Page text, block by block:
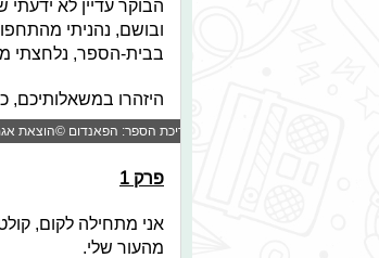
הבוקר עדיין לא
ובושם, נהניתי
בבית-הספר, נלחצתי
היזהרו
כריכת הספר: הפאנדום ©הוצאת
פרק 1
אני מתחילה לקום,
מהעור שלי.